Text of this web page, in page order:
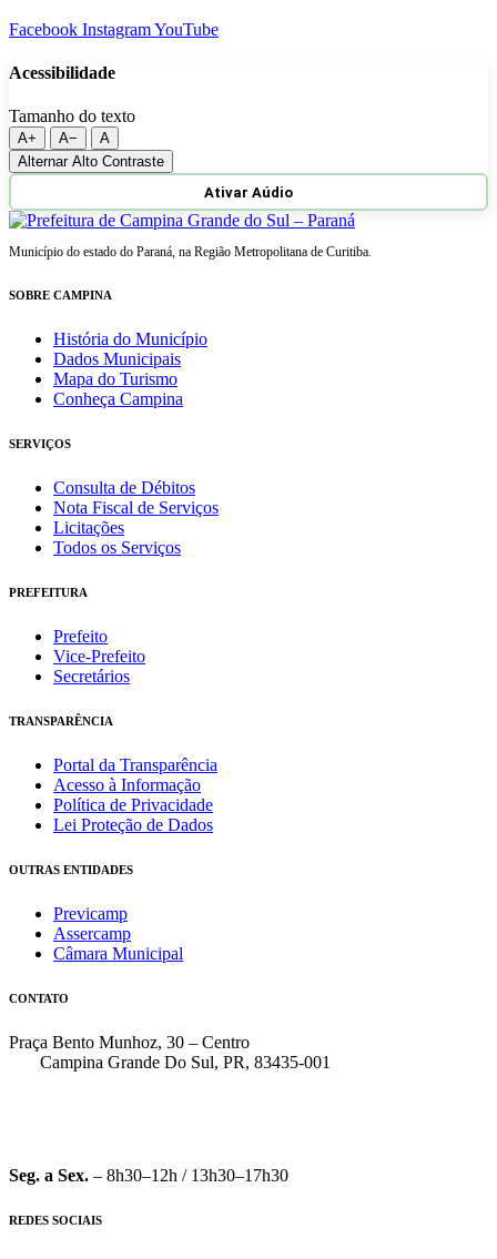
Facebook InstagramYouTube
Acessibilidade
Tamanho do texto
A+ A−
A
Alternar Alto Contraste
Ativar Aúdio
Município do estado do Paraná, na Região Metropolitana de Curitiba.
SOBRE CAMPINA
História do Município
Dados Municipais
Mapa do Turismo
Conheça Campina
SERVIÇOS
Consulta de Débitos
Nota Fiscal de Serviços
Licitações
Todos os Serviços
PREFEITURA
Prefeito
Vice-Prefeito
Secretários
TRANSPARÊNCIA
Portal da Transparência
Acesso à Informação
Política de Privacidade
Lei Proteção de Dados
OUTRAS ENTIDADES
Previcamp
Assercamp
Câmara Municipal
CONTATO
Praça Bento Munhoz, 30 – Centro
Campina Grande Do Sul, PR, 83435-001
Seg. a Sex. – 8h30–12h / 13h30–17h30
REDES SOCIAIS